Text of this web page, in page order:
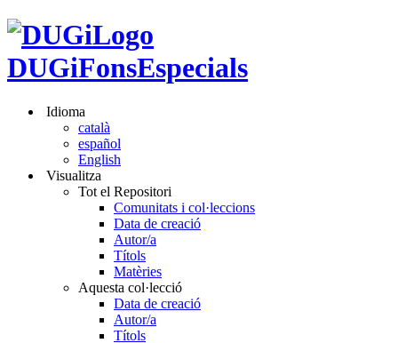
DUGiFonsEspecials
Idioma
català
español
English
Visualitza
Tot el Repositori
Comunitats i col·leccions
Data de creació
Autor/a
Títols
Matèries
Aquesta col·lecció
Data de creació
Autor/a
Títols